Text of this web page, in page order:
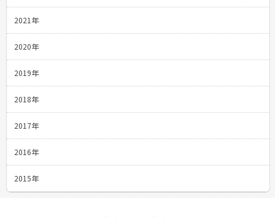
2021年
2020年
2019年
2018年
2017年
2016年
2015年